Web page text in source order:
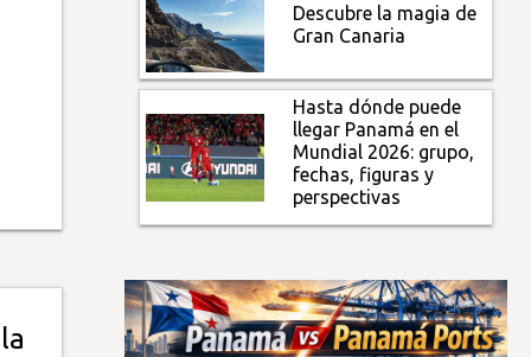
Descubre la magia de
Gran Canaria
Hasta dónde puede
llegar Panamá en el
Mundial 2026: grupo,
fechas, figuras y
perspectivas